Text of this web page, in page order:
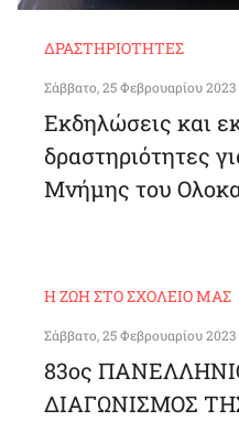
ΔΡΑΣΤΗΡΙΌΤΗΤΕΣ
Σάββατο, 25 Φεβρουαρίου 2023
Εκδηλώσεις και
δραστηριότητες
Μνήμης του
Η ΖΩΉ ΣΤΟ ΣΧΟΛΕΊΟ ΜΑΣ
Σάββατο, 25 Φεβρουαρίου 2023
83ος
ΔΙΑΓΩΝΙΣΜΟΣ